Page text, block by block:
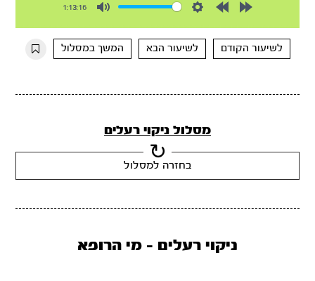
1:13:16
10s
10s
לשיעור הקודם
לשיעור הבא המשך במסלול
מסלול ניקוי רעלים
בחזרה למסלול
ניקוי רעלים - מי הרופא